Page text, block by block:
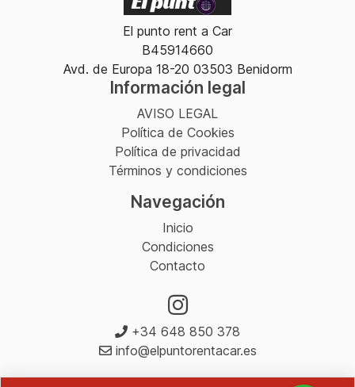
El punto rent a Car
B45914660
Avd. de Europa 18-20 03503 Benidorm
Información legal
AVISO LEGAL
Política de Cookies
Política de privacidad
Términos y condiciones
Navegación
Inicio
Condiciones
Contacto
+34 648 850 378
info@elpuntorentacar.es